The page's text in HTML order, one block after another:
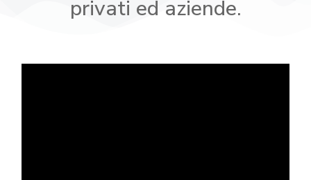
privati ed aziende.